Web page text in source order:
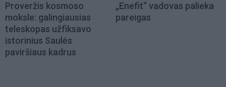
Proveržis kosmoso
moksle: galingiausias
teleskopas užfiksavo
istorinius Saulės
paviršiaus kadrus
„Enefit“ vadovas palieka
pareigas